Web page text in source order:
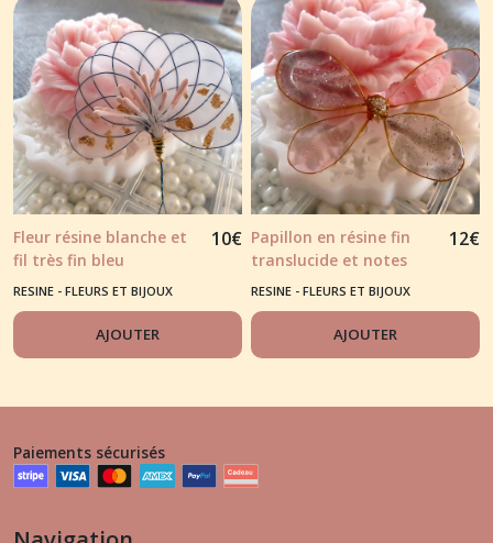
Fleur résine blanche et
fil très fin bleu
agrémenté de feuille
d'or
10€
RESINE - FLEURS ET BIJOUX
AJOUTER
Papillon en résine fin
translucide et notes
douces couleurs
12€
RESINE - FLEURS ET BIJOUX
AJOUTER
Paiements sécurisés